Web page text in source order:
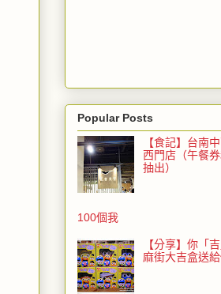
Popular Posts
【食記】台南
西門店（午餐
抽出）
100個我
【分享】你「
麻街大吉盒送